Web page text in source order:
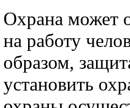
Охрана может
на работу
образом,
установить